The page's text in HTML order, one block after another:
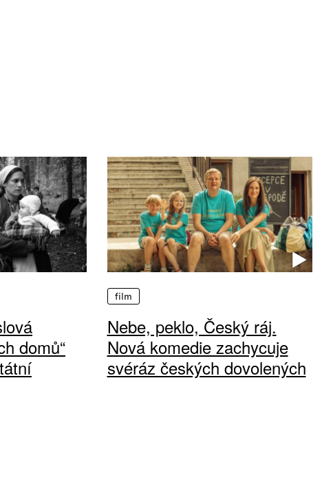
domů“
film
Nebe, peklo, Český ráj.
Nová komedie zachycuje
svéráz českých dovolených